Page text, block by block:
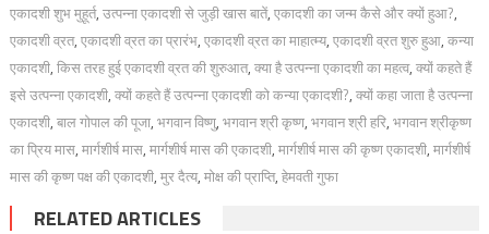
एकादशी शुभ मुहूर्त, उत्पन्ना एकादशी से जुड़ी खास बातें, एकादशी का जन्म कैसे और क्यों हुआ?,
एकादशी व्रत, एकादशी व्रत का प्रारंभ, एकादशी व्रत का माहात्म्य, एकादशी व्रत शुरु हुआ, कन्या
एकादशी, किस तरह हुई एकादशी व्रत की शुरुआत, क्या है उत्पन्ना एकादशी का महत्व, क्यों कहते हैं
इसे उत्पन्ना एकादशी, क्यों कहते हैं उत्पन्ना एकादशी को कन्या एकादशी?, क्यों कहा जाता है उत्पन्ना
एकादशी, बाल गोपाल की पूजा, भगवान विष्णु, भगवान श्री कृष्ण, भगवान श्री हरि, भगवान श्रीकृष्ण
का प्रिय मास, मार्गशीर्ष मास, मार्गशीर्ष मास की एकादशी, मार्गशीर्ष मास की कृष्ण एकादशी, मार्गशीर्ष
मास की कृष्ण पक्ष की एकादशी, मुर दैत्य, मोक्ष की प्राप्ति, हेमवती गुफा
RELATED ARTICLES